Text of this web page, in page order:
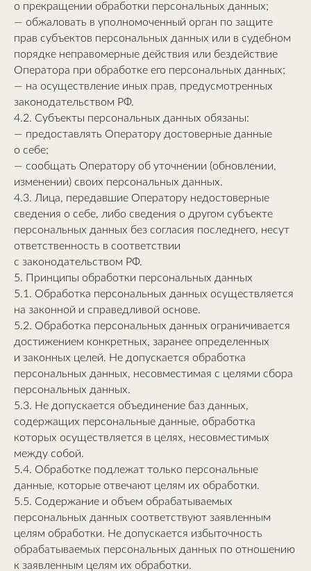
о прекращении обработки персональных данных;
— обжаловать в уполномоченный орган по защите
прав субъектов персональных данных или в судебном
порядке неправомерные действия или бездействие
Оператора при обработке его персональных данных;
— на осуществление иных прав, предусмотренных
законодательством РФ.
4.2. Субъекты персональных данных обязаны:
— предоставлять Оператору достоверные данные
о себе;
— сообщать Оператору об уточнении (обновлении,
изменении) своих персональных данных.
4.3. Лица, передавшие Оператору недостоверные
сведения о себе, либо сведения о другом субъекте
персональных данных без согласия последнего, несут
ответственность в соответствии
с законодательством РФ.
5. Принципы обработки персональных данных
5.1. Обработка персональных данных осуществляется
на законной и справедливой основе.
5.2. Обработка персональных данных ограничивается
достижением конкретных, заранее определенных
и законных целей. Не допускается обработка
персональных данных, несовместимая с целями сбора
персональных данных.
5.3. Не допускается объединение баз данных,
содержащих персональные данные, обработка
которых осуществляется в целях, несовместимых
между собой.
5.4. Обработке подлежат только персональные
данные, которые отвечают целям их обработки.
5.5. Содержание и объем обрабатываемых
персональных данных соответствуют заявленным
целям обработки. Не допускается избыточность
обрабатываемых персональных данных по отношению
к заявленным целям их обработки.